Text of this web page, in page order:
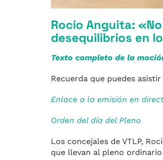
Rocío Anguita:
desequilibrios en
Texto completo de la moció
Recuerda que puedes
Enlace a la emisión en
Orden del día del Pleno
Los concejales de VTLP,
que llevan al pleno